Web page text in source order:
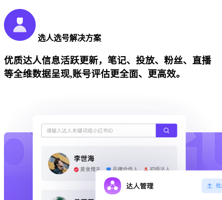
选人选号解决方案
优质达人信息活跃更新，笔记、投放、粉丝、直播
等全维数据呈现,账号评估更全面、更高效。